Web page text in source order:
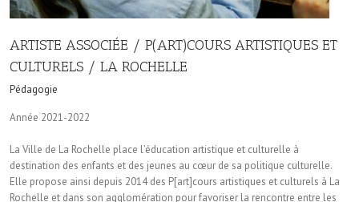
ARTISTE ASSOCIÉE / P(ART)COURS ARTISTIQUES ET
CULTURELS / LA ROCHELLE
Pédagogie
Année 2021-2022
La Ville de La Rochelle place l’éducation artistique et culturelle à
destination des enfants et des jeunes au cœur de sa politique culturelle.
Elle propose ainsi depuis 2014 des P[art]cours artistiques et culturels à La
Rochelle et dans son agglomération pour favoriser la rencontre entre les